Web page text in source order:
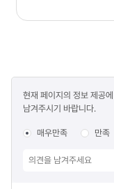
만족도
조사
현재 페이지의 정보 제공
남겨주시기 바랍니다.
매우만족 만족